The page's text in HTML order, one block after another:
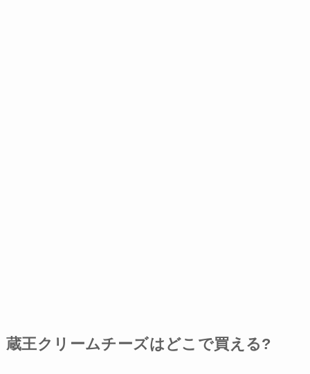
蔵王クリームチーズはどこで買える?